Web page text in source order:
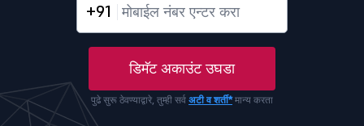
+91
डिमॅट अकाउंट उघडा
पुढे सुरू ठेवण्याद्वारे, तुम्ही सर्व अटी व शर्ती*मान्य करता